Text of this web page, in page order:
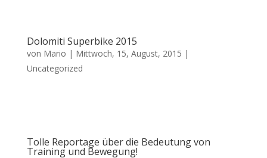
Dolomiti Superbike 2015
von Mario | Mittwoch, 15, August, 2015 |
Uncategorized
Tolle Reportage über die Bedeutung von
Training und Bewegung!